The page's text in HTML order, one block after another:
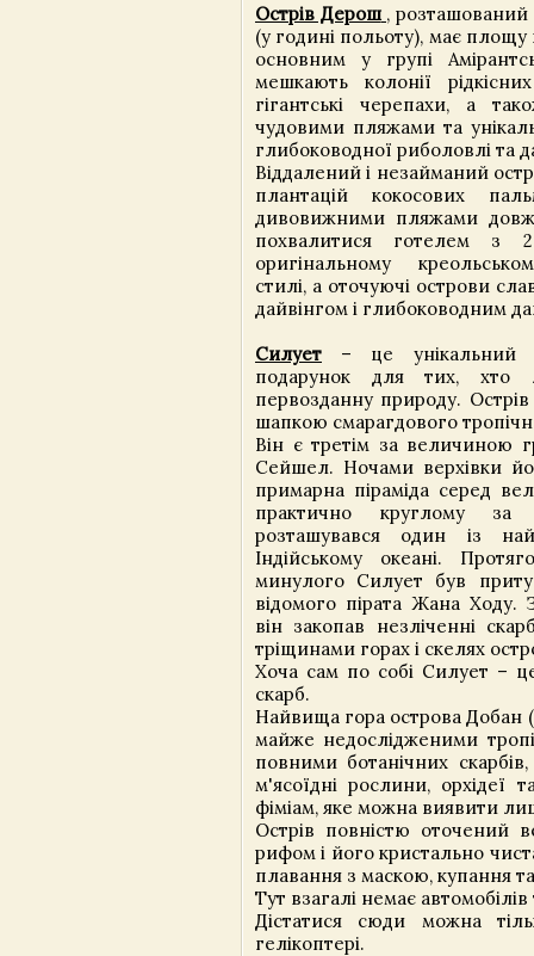
Острів Дерош, розташований
(у годині польоту), має площу
основним у групі
мешкають колонії
гігантські черепахи, а
чудовими пляжами та
глибоководної риболовлі та
Віддалений і незайманий
плантацій кокосових
дивовижними пляжами
похвалитися готелем з
оригінальному
стилі, а оточуючі острови
дайвінгом і глибоководним
Силует – це унікальний
подарунок для тих, хто
первозданну природу.
шапкою смарагдового
Він є третім за величиною
Сейшел. Ночами верхівки
примарна піраміда серед
практично круглому за
розташувався один із
Індійському океані.
минулого Силует був
відомого пірата Жана Ходу.
він закопав незліченні
тріщинами горах і скелях
Хоча сам по собі Силует –
скарб.
Найвища гора острова Добан
майже недослідженими
повними ботанічних скарбів,
м'ясоїдні рослини, орхідеї
фіміам, яке можна виявити
Острів повністю оточений
рифом і його кристально
плавання з маскою, купання
Тут взагалі немає автомобілів
Дістатися сюди можна
гелікоптері.